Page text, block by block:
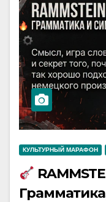
КУЛЬТУРНЫЙ МАРАФОН